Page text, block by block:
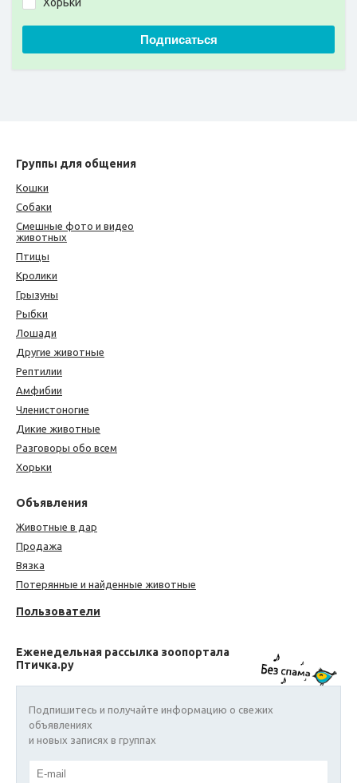
Подписаться
Группы для общения
Кошки
Собаки
Смешные фото и видео
животных
Птицы
Кролики
Грызуны
Рыбки
Лошади
Другие животные
Рептилии
Амфибии
Членистоногие
Дикие животные
Разговоры обо всем
Хорьки
Объявления
Животные в дар
Продажа
Вязка
Потерянные и найденные животные
Пользователи
Еженедельная рассылка зоопортала
Птичка.ру
Подпишитесь и получайте информацию о свежих
объявлениях
и новых записях в группах